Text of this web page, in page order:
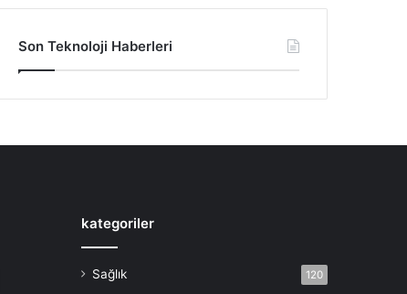
Son Teknoloji Haberleri
kategoriler
Sağlık 120